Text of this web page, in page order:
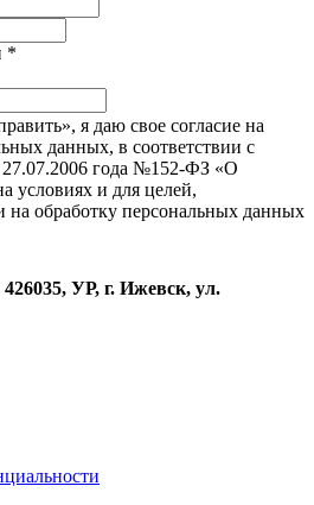
*
я даю свое согласие на
данных, в соответствии с
года №152-ФЗ «О
условиях и для целей,
на обработку персональных данных
УР, г. Ижевск, ул.